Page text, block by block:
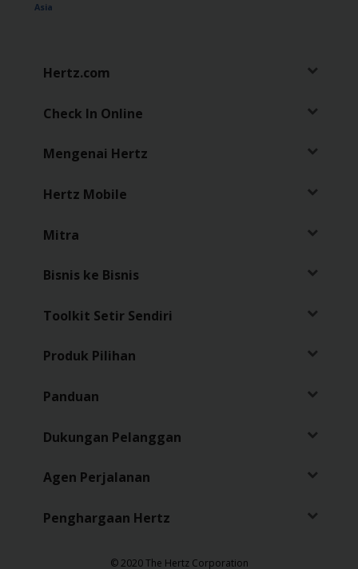
Produk
dengan
Sopir
Asia
Hertz.com
Check In Online
Mengenai Hertz
Hertz Mobile
Mitra
Bisnis ke Bisnis
Toolkit Setir Sendiri
Produk Pilihan
Panduan
Dukungan Pelanggan
Agen Perjalanan
Penghargaan Hertz
​© 2020 The Hertz Corporation